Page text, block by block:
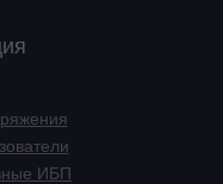
ИБП